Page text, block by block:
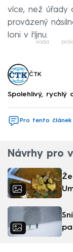
více, než úřady
provázený
loni v říjnu.
voda
ČTK
Spolehlivý, rychlý
Pro tento
Návrhy pro